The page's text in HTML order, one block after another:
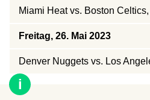
Miami Heat vs. Boston
Freitag, 26. Mai 2023
Denver Nuggets vs. Los
i